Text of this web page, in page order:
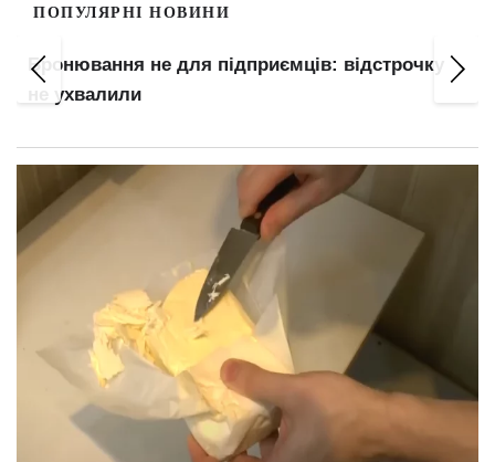
ПОПУЛЯРНІ НОВИНИ
Бронювання не для підприємців: відстрочку
не ухвалили